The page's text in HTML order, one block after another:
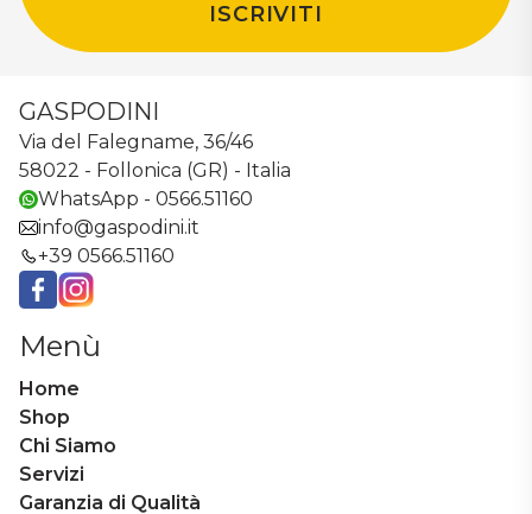
ISCRIVITI
GASPODINI
Via del Falegname, 36/46
58022 - Follonica (GR) - Italia
WhatsApp - 0566.51160
info@gaspodini.it
+39 0566.51160
Menù
Home
Shop
Chi Siamo
Servizi
Garanzia di Qualità